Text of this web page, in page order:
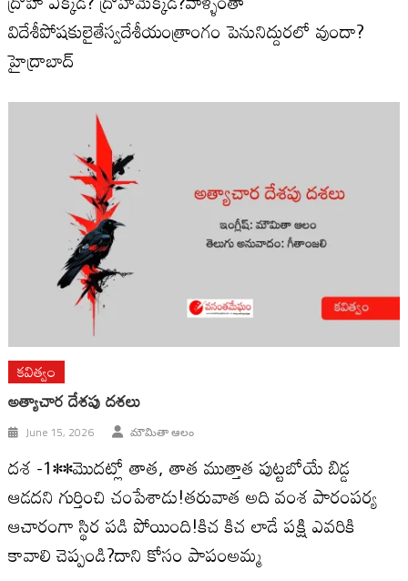
విదేశీపోషకులైతేస్వదేశీయంత్రాంగం పెనునిద్దురలో వుందా?
హైద్రాబాద్
కవిత్వం
అత్యాచార దేశపు దశలు
June 15, 2026 మౌమితా ఆలం
దశ -1••మొదట్లో తాత, తాత ముత్తాత పుట్టబోయే బిడ్డ
ఆడదని గుర్తించి చంపేశాడు!తరువాత అది వంశ పారంపర్య
ఆచారంగా స్థిర పడి పోయింది!కిచ కిచ లాడే పక్షి ఎవరికి
కావాలి చెప్పండి?దాని కోసం పాపంఅమ్మ